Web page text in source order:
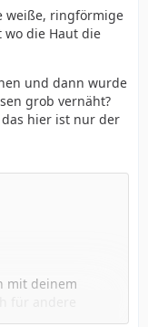
es so aussieht
werden und
ähnliche Bilder
in der Regel
weiße, ringförmige
die Haut die
und dann wurde
grob vernäht?
hier ist nur der
mit deinem
für andere
sein.